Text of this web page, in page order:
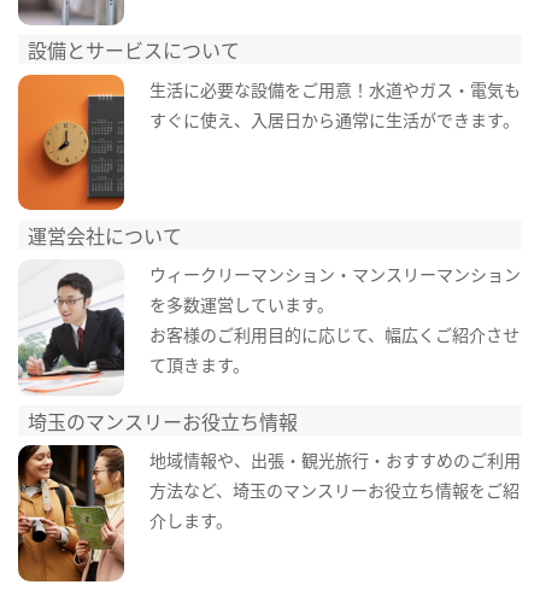
設備とサービスについて
生活に必要な設備をご用意！水道やガス・電気も
すぐに使え、入居日から通常に生活ができます。
運営会社について
ウィークリーマンション・マンスリーマンション
を多数運営しています。
お客様のご利用目的に応じて、幅広くご紹介させ
て頂きます。
埼玉のマンスリーお役立ち情報
地域情報や、出張・観光旅行・おすすめのご利用
方法など、埼玉のマンスリーお役立ち情報をご紹
介します。